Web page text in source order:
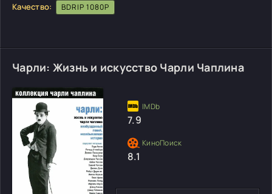
Качество: BDRIP 1080P
Чарли: Жизнь и искусство Чарли Чаплина
7.9
8.1